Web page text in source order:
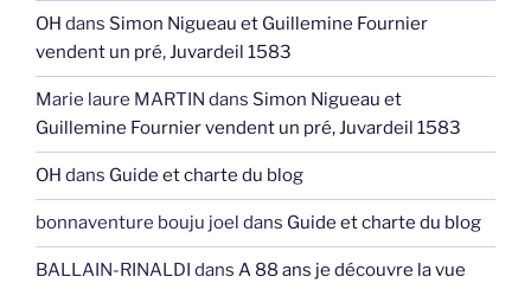
OH dans Simon Nigueau et Guillemine Fournier
vendent un pré, Juvardeil 1583
Marie laure MARTIN dans Simon Nigueau et
Guillemine Fournier vendent un pré, Juvardeil 1583
OH dans Guide et charte du blog
bonnaventure bouju joel dans Guide et charte du blog
BALLAIN-RINALDI dans A 88 ans je découvre la vue